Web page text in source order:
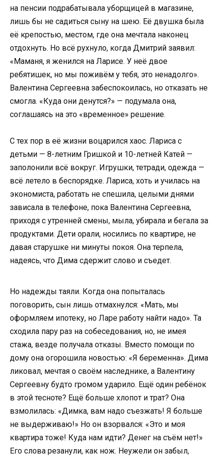
на пенсии подрабатывала уборщицей в магазине,
лишь бы не садиться сыну на шею. Её двушка была
её крепостью, местом, где она мечтала наконец
отдохнуть. Но всё рухнуло, когда Дмитрий заявил:
«Маманя, я женился на Ларисе. У неё двое
ребятишек, но мы поживём у тебя, это ненадолго».
Валентина Сергеевна забеспокоилась, но отказать не
смогла. «Куда они денутся?» — подумала она,
соглашаясь на это «временное» решение.
С тех пор в её жизни воцарился хаос. Лариса с
детьми — 8-летним Гришкой и 10-летней Катей —
заполонили всё вокруг. Игрушки, тетради, одежда —
всё летело в беспорядке. Лариса, хоть и училась на
экономиста, работать не спешила, целыми днями
зависала в телефоне, пока Валентина Сергеевна,
приходя с утренней смены, мыла, убирала и бегала за
продуктами. Дети орали, носились по квартире, не
давая старушке ни минуты покоя. Она терпела,
надеясь, что Дима сдержит слово и съедет.
Но надежды таяли. Когда она попыталась
поговорить, сын лишь отмахнулся: «Мать, мы
оформляем ипотеку, но Ларе работу найти надо». Та
сходила пару раз на собеседования, но, не имея
стажа, везде получала отказы. Вместо помощи по
дому она огорошила новостью: «Я беременна». Дима
ликовал, мечтая о своём наследнике, а Валентину
Сергеевну будто громом ударило. Ещё один ребёнок
в этой тесноте? Ещё больше хлопот и трат? Она
взмолилась: «Димка, вам надо съезжать! Я больше
не выдерживаю!» Но он взорвался: «Это и моя
квартира тоже! Куда нам идти? Денег на съём нет!»
Его слова резанули, как нож. Неужели он забыл,